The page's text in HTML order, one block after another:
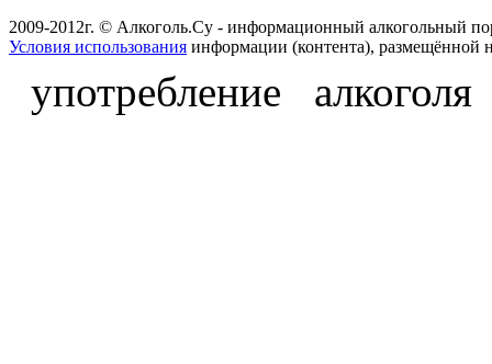
2009-2012г. © Алкоголь.Су - информационный алкогольный
Условия использования информации (контента), размещённой
употребление